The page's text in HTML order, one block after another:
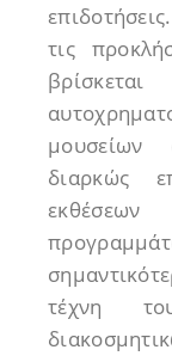
τις
μουσείων
διαρκώς
τέχνη